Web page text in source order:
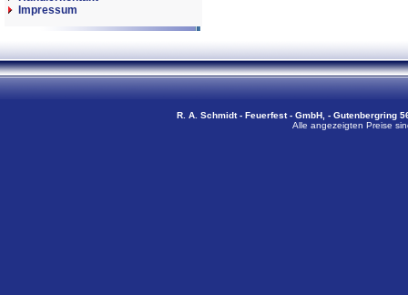
Impressum
R. A. Schmidt - Feuerfest - GmbH, - Gutenbergring
Alle angezeigten Preise